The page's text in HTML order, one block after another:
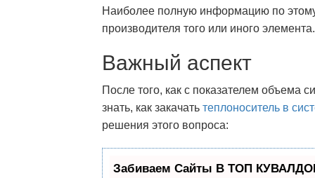
Наиболее полную информацию по
производителя того или иного элемента.
Важный аспект
После того, как с показателем объема
знать, как закачать теплоноситель в
решения этого вопроса:
Забиваем Сайты В ТОП